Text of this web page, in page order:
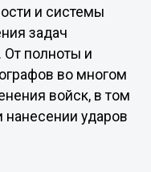
и системы
задач
полноты и
во многом
войск, в том
нанесении ударов